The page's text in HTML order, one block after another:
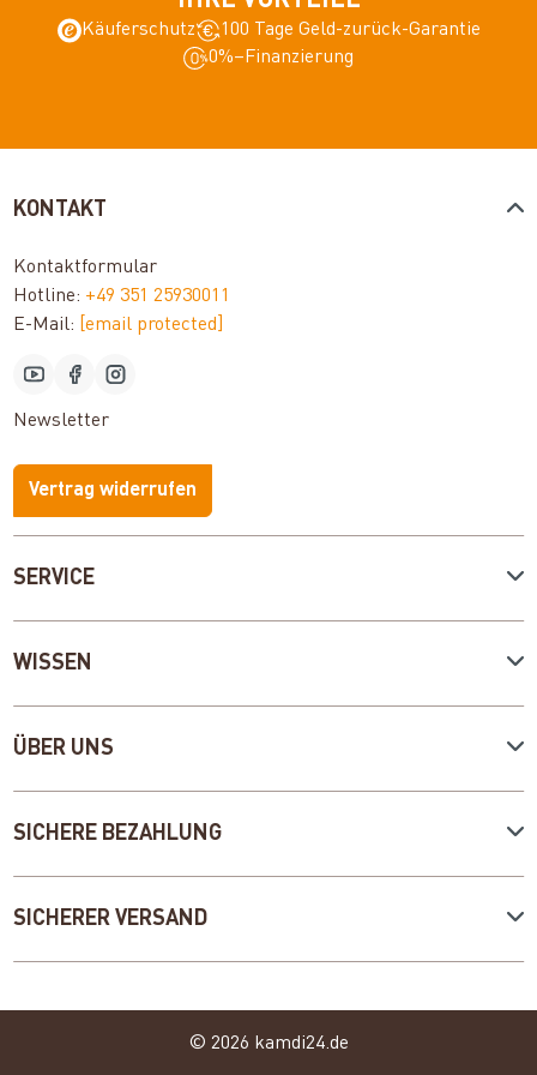
Käuferschutz
100 Tage Geld-zurück-Garantie
0%–Finanzierung
SERVICE
WISSEN
ÜBER UNS
KONTAKT
Kontaktformular
Hotline: +49 351 25930011
E-Mail:
[email protected]
Newsletter
Vertrag widerrufen
SICHERE BEZAHLUNG
SICHERER VERSAND
© 2026 kamdi24.de